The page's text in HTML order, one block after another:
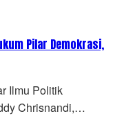
Pilar Demokrasi,
Ilmu Politik
Chrisnandi,…